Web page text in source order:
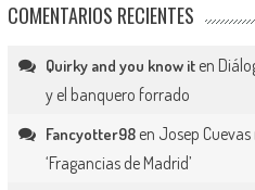
COMENTARIOS RECIENTES
Quirky and you know iten
y el banquero forrado
Fancyotter98en Josep
‘Fragancias de Madrid’